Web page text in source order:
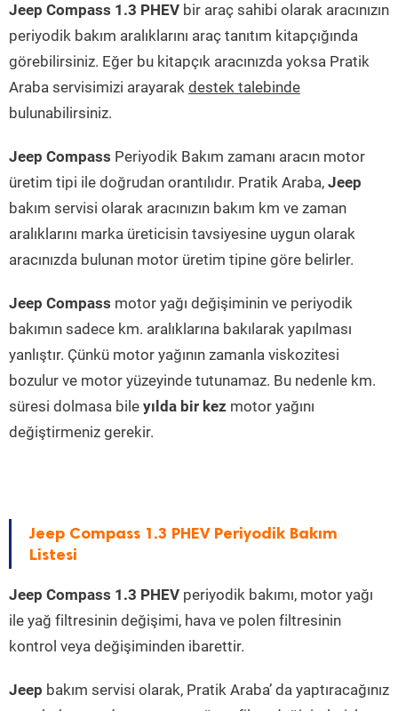
Jeep Compass 1.3 PHEV bir araç sahibi olarak aracınızın
periyodik bakım aralıklarını araç tanıtım kitapçığında
görebilirsiniz. Eğer bu kitapçık aracınızda yoksa Pratik
Araba servisimizi arayarak destek talebinde
bulunabilirsiniz.
Jeep Compass Periyodik Bakım zamanı aracın motor
üretim tipi ile doğrudan orantılıdır. Pratik Araba, Jeep
bakım servisi olarak aracınızın bakım km ve zaman
aralıklarını marka üreticisin tavsiyesine uygun olarak
aracınızda bulunan motor üretim tipine göre belirler.
Jeep Compass motor yağı değişiminin ve periyodik
bakımın sadece km. aralıklarına bakılarak yapılması
yanlıştır. Çünkü motor yağının zamanla viskozitesi
bozulur ve motor yüzeyinde tutunamaz. Bu nedenle km.
süresi dolmasa bile yılda bir kez motor yağını
değiştirmeniz gerekir.
Jeep Compass 1.3 PHEV Periyodik Bakım
Listesi
Jeep Compass 1.3 PHEV periyodik bakımı, motor yağı
ile yağ filtresinin değişimi, hava ve polen filtresinin
kontrol veya değişiminden ibarettir.
Jeep bakım servisi olarak, Pratik Araba’ da yaptıracağınız